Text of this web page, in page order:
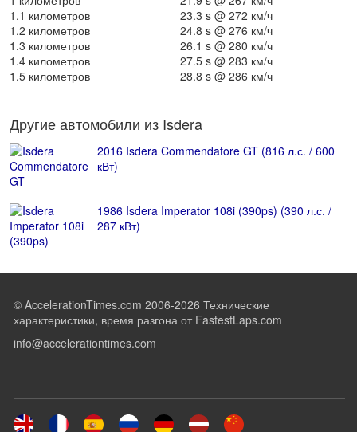
1.1 километров
23.3 s @ 272 км/ч
1.2 километров
24.8 s @ 276 км/ч
1.3 километров
26.1 s @ 280 км/ч
1.4 километров
27.5 s @ 283 км/ч
1.5 километров
28.8 s @ 286 км/ч
Другие автомобили из Isdera
2016 Isdera Commendatore GT (816 л.с. / 600
кВт)
1986 Isdera Imperator 108i (390ps) (390 л.с. /
287 кВт)
© AccelerationTimes.com 2006-2026 Технические
характеристики, время разгона от FastestLaps.com
info@accelerationtimes.com